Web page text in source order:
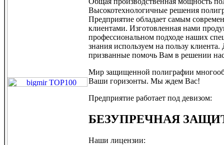
Высокотехнологичные решения
Предприятие обладает самым
клиентами. Изготовленная нами
профессиональном подходе наших
знания используем на пользу
призванные помочь Вам в решении
Мир защищенной полиграфии
Ваши горизонты. Мы ждем Вас!
Предприятие работает под девизом:
БЕЗУПРЕЧНАЯ
Наши лицензии: